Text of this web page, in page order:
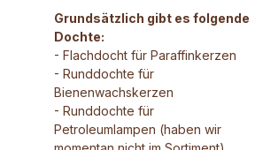
Grundsätzlich gibt es folgende
Dochte:
- Flachdocht für Paraffinkerzen
- Runddochte für
Bienenwachskerzen
- Runddochte für
Petroleumlampen (haben wir